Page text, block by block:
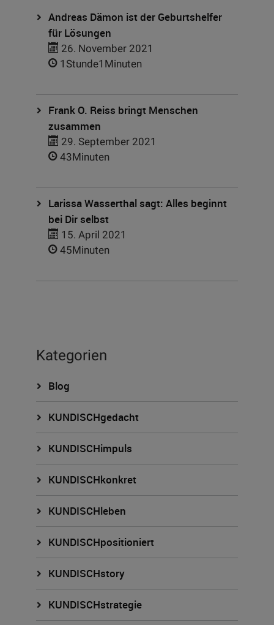
Andreas Dämon ist der Geburtshelfer
für Lösungen
26. November 2021
1Stunde1Minuten
Frank O. Reiss bringt Menschen
zusammen
29. September 2021
43Minuten
Larissa Wasserthal sagt: Alles beginnt
bei Dir selbst
15. April 2021
45Minuten
Kategorien
Blog
KUNDISCHgedacht
KUNDISCHimpuls
KUNDISCHkonkret
KUNDISCHleben
KUNDISCHpositioniert
KUNDISCHstory
KUNDISCHstrategie